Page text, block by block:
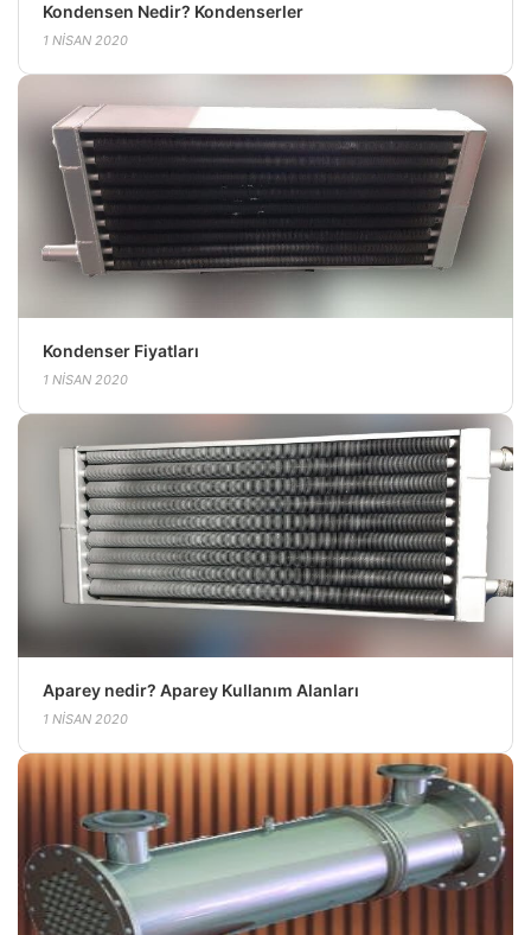
Kondensen Nedir? Kondenserler
1 NISAN 2020
Kondenser Fiyatları
1 NISAN 2020
Aparey nedir? Aparey Kullanım Alanları
1 NISAN 2020